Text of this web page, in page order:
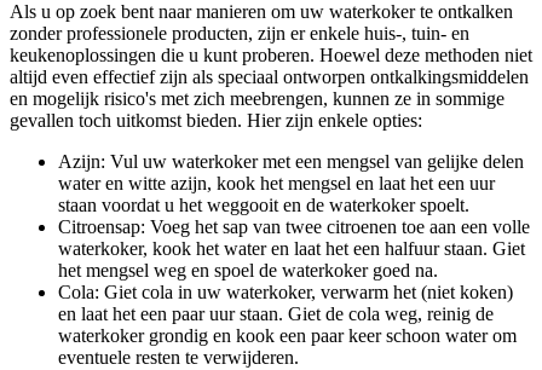
Als u op zoek bent naar manieren om uw waterkoker te ontkalken
zonder professionele producten, zijn er enkele huis-, tuin- en
keukenoplossingen die u kunt proberen. Hoewel deze methoden niet
altijd even effectief zijn als speciaal ontworpen ontkalkingsmiddelen
en mogelijk risico's met zich meebrengen, kunnen ze in sommige
gevallen toch uitkomst bieden. Hier zijn enkele opties:
Azijn: Vul uw waterkoker met een mengsel van gelijke delen
water en witte azijn, kook het mengsel en laat het een uur
staan voordat u het weggooit en de waterkoker spoelt.
Citroensap: Voeg het sap van twee citroenen toe aan een volle
waterkoker, kook het water en laat het een halfuur staan. Giet
het mengsel weg en spoel de waterkoker goed na.
Cola: Giet cola in uw waterkoker, verwarm het (niet koken)
en laat het een paar uur staan. Giet de cola weg, reinig de
waterkoker grondig en kook een paar keer schoon water om
eventuele resten te verwijderen.